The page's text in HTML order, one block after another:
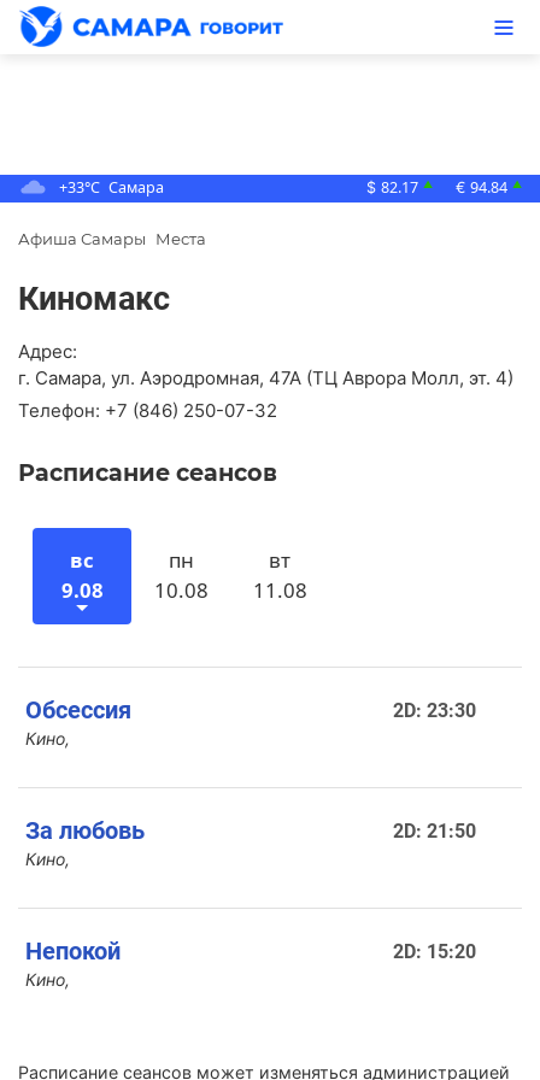
+33°C Самара $ 82.17 ▲ € 94.84 ▲
Афиша Самары Места
Киномакс
Адрес:
г. Самара, ул. Аэродромная, 47А (ТЦ Аврора Молл, эт. 4)
Телефон: +7 (846) 250-07-32
Расписание сеансов
вс
9.08
пн
10.08
вт
11.08
Обсессия
Кино,
2D: 23:30
За любовь
Кино,
2D: 21:50
Непокой
Кино,
2D: 15:20
Расписание сеансов может изменяться администрацией